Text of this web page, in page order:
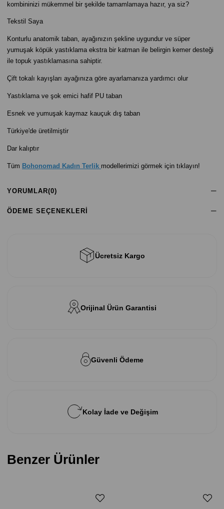
kombininizi mükemmel bir şekilde tamamlamaya hazır, ya siz?
Tekstil Saya
Konturlu anatomik taban, ayağınızın şekline uygundur ve süper
yumuşak köpük yastıklama ekstra bir katman ile belirgin kemer desteği
ile topuk yastıklamasına sahiptir.
Çift tokalı kayışları ayağınıza göre ayarlamanıza yardımcı olur
Yastıklama ve şok emici hafif PU taban
Esnek ve yumuşak kaymaz kauçuk dış taban
Türkiye'de üretilmiştir
Dar kalıptır
Tüm Bohonomad Kadın Terlik modellerimizi görmek için tıklayın!
YORUMLAR(0)
ÖDEME SEÇENEKLERI
Ücretsiz Kargo
Orijinal Ürün Garantisi
Güvenli Ödeme
Kolay İade ve Değişim
Benzer Ürünler